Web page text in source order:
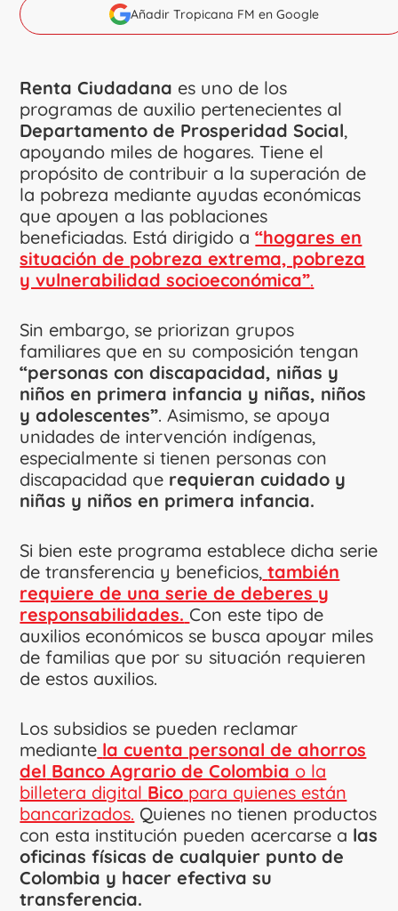
Añadir Tropicana FM en Google
Renta Ciudadana es uno de los
programas de auxilio pertenecientes al
Departamento de Prosperidad Social,
apoyando miles de hogares. Tiene el
propósito de contribuir a la superación de
la pobreza mediante ayudas económicas
que apoyen a las poblaciones
beneficiadas. Está dirigido a“hogares en
situación de pobreza extrema, pobreza
y vulnerabilidad socioeconómica”.
Sin embargo, se priorizan grupos
familiares que en su composición tengan
“personas con discapacidad, niñas y
niños en primera infancia y niñas, niños
y adolescentes”. Asimismo, se apoya
unidades de intervención indígenas,
especialmente si tienen personas con
discapacidad que requieran cuidado y
niñas y niños en primera infancia.
Si bien este programa establece dicha serie
de transferencia y beneficios, también
requiere de una serie de deberes y
responsabilidades. Con este tipo de
auxilios económicos se busca apoyar miles
de familias que por su situación requieren
de estos auxilios.
Los subsidios se pueden reclamar
mediante la cuenta personal de ahorros
del Banco Agrario de Colombia o la
billetera digital Bico para quienes están
bancarizados. Quienes no tienen productos
con esta institución pueden acercarse a las
oficinas físicas de cualquier punto de
Colombia y hacer efectiva su
transferencia.